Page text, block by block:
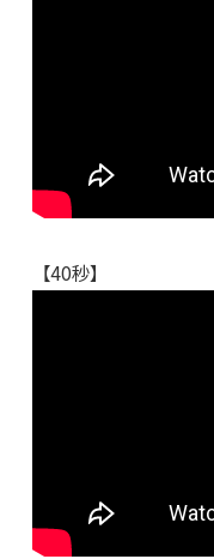
【40秒】